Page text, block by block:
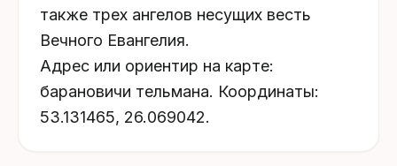
также трех ангелов несущих весть
Вечного Евангелия.
Адрес или ориентир на карте:
барановичи тельмана. Координаты:
53.131465, 26.069042.